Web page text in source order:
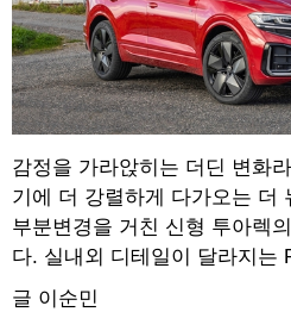
감정을 가라앉히는 더딘 변화
기에 더 강렬하게 다가오는 더
부분변경을 거친 신형 투아렉
다. 실내외 디테일이 달라지는
글 이순민